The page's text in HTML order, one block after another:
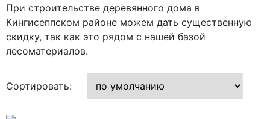
8x11
8x13
8х9
9x9
При строительстве деревянного дома в
Кингисеппском районе можем дать существенную
скидку, так как это рядом с нашей базой
лесоматериалов.
Сортировать: